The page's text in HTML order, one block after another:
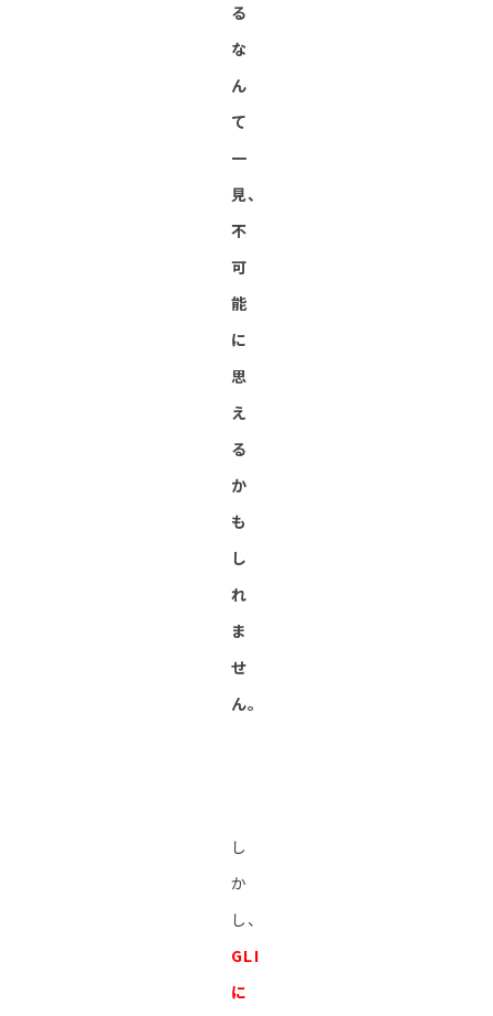
る
な
ん
て
一
見、
不
可
能
に
思
え
る
か
も
し
れ
ま
せ
ん。
し
か
し、
GLI
に